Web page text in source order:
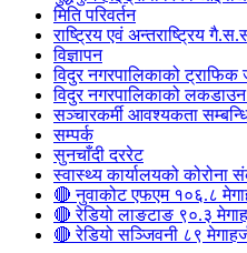
मिति परिवर्तन
राष्ट्रिय एवं अन्तराष्ट्रिय
विज्ञापन
विदुर नगरपालिकाको
विदुर नगरपालिकाको
सञ्चारकर्मी आवश्यकता
सम्पर्क
सुनचाँदी दररेट
स्वास्थ्य कार्यालयको
🔴 नुवाकोट एफएम १०६.८
🔴 रेडियो लाङटाङ ९०.३
🔴 रेडियो सञ्जिवनी ८९